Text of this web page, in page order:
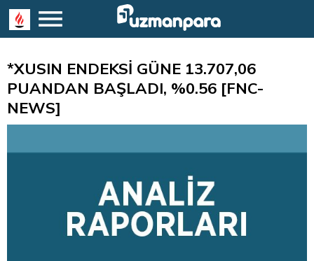
*XUSIN ENDEKSİ GÜNE 13.707,06
PUANDAN BAŞLADI, %0.56 [FNC-
NEWS]